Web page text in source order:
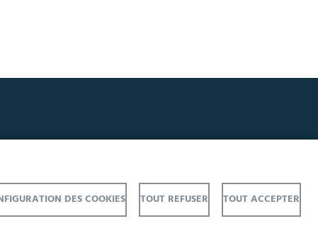
DES COOKIES TOUT REFUSER TOUT ACCEPTER